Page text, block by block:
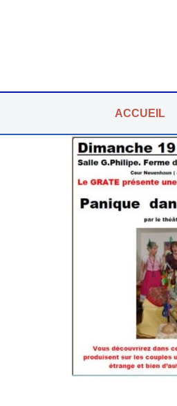
ACCUEIL